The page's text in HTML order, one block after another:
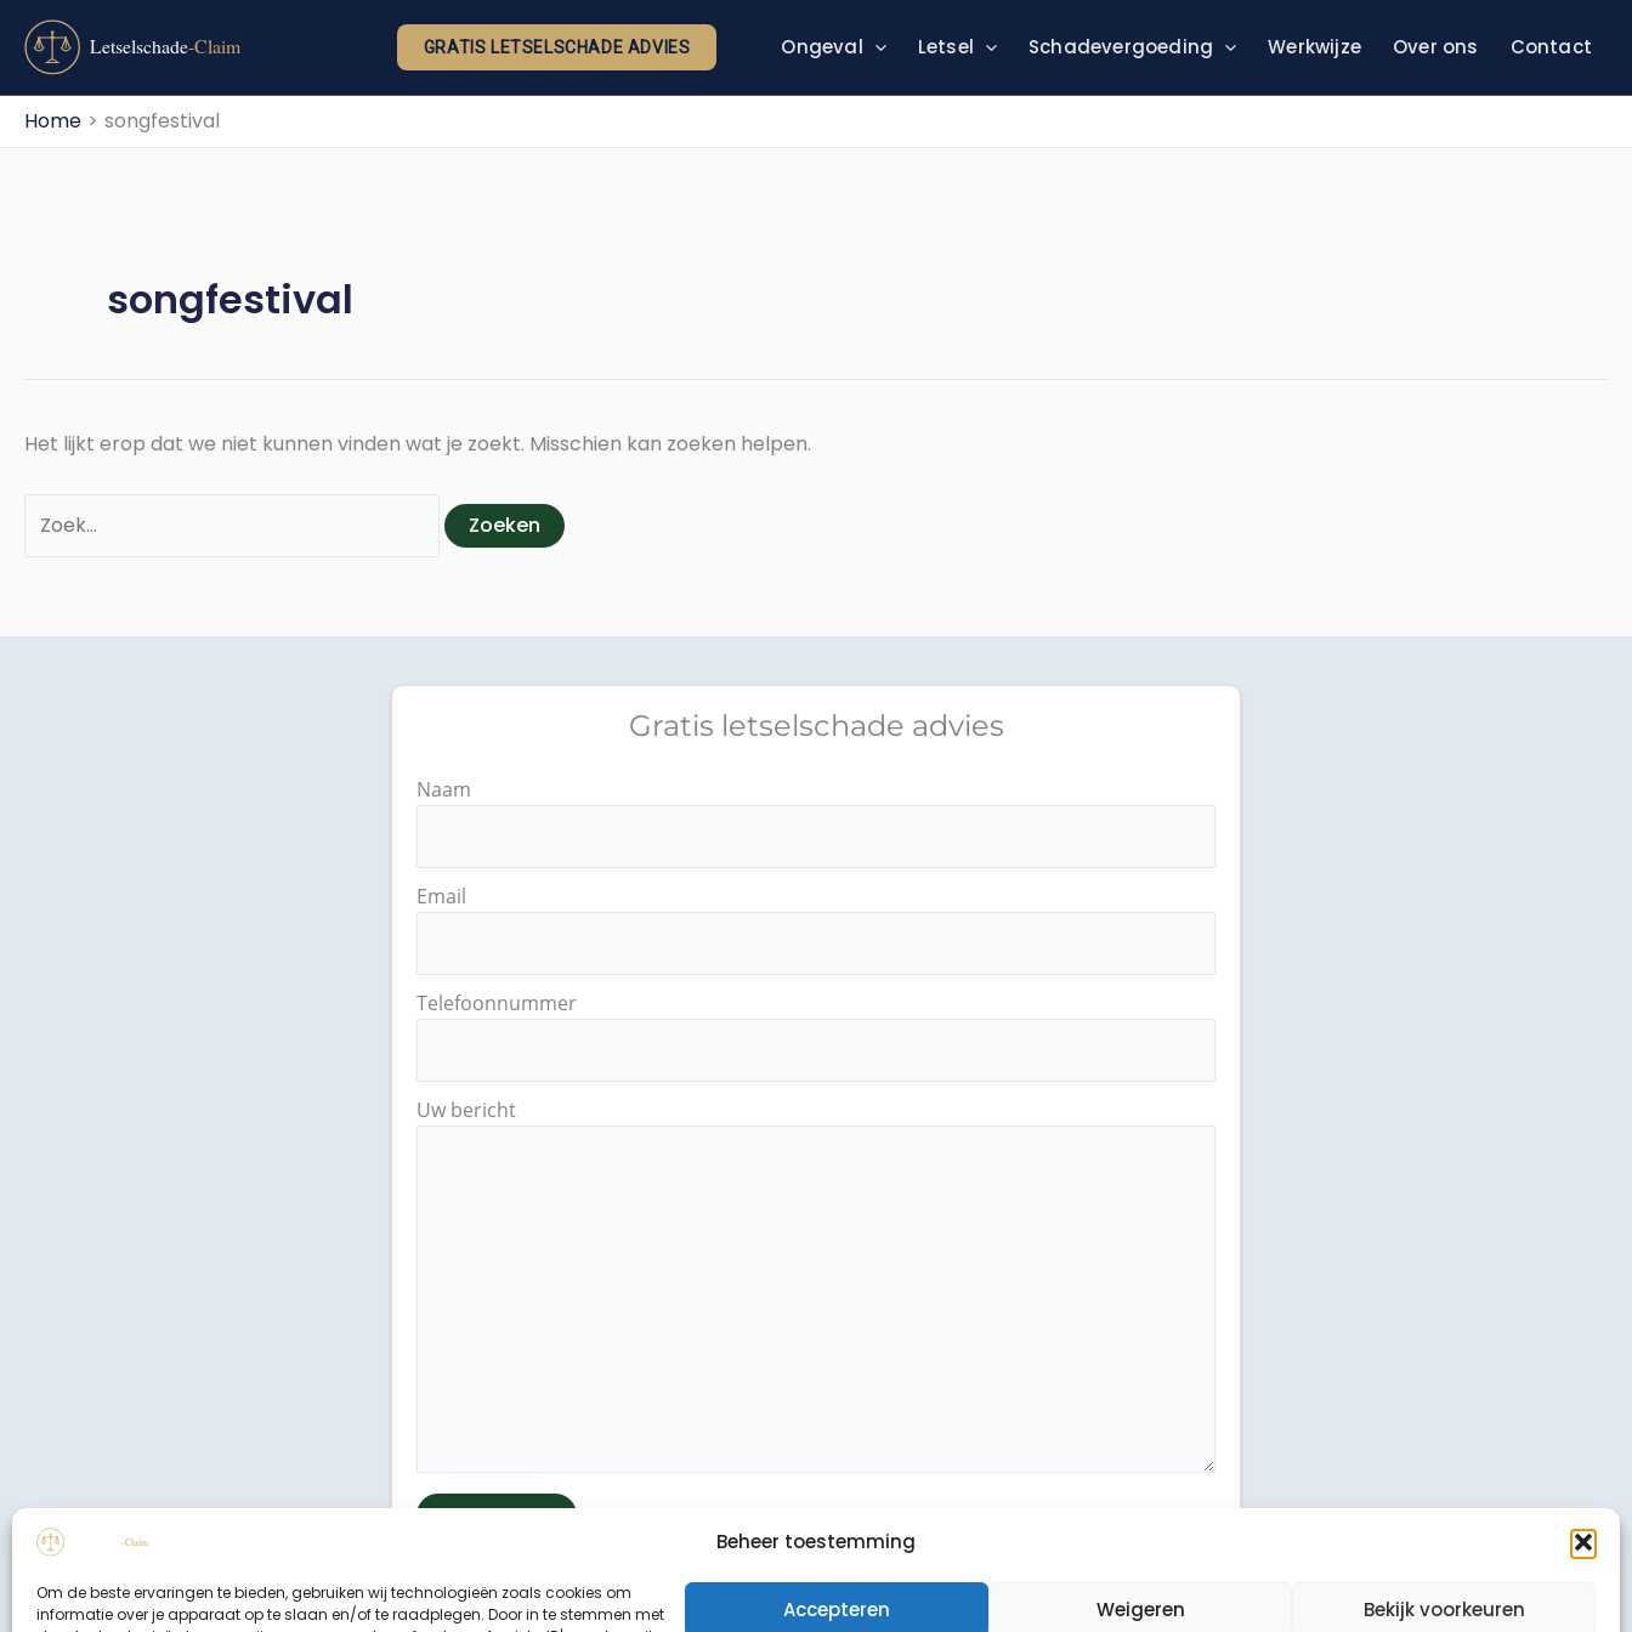
Beheer toestemming
Om de beste ervaringen te bieden, gebruiken wij technologieën zoals cookies om
informatie over je apparaat op te slaan en/of te raadplegen. Door in te stemmen met
Accepteren Weigeren Bekijk voorkeuren
naar
inhoud
GRATIS LETSELSCHADE ADVIES Ongeval Letsel Schadevergoeding Werkwijze Over ons Contact
Home songfestival
songfestival
Het lijkt erop dat we niet kunnen vinden wat je zoekt. Misschien kan zoeken helpen.
Zoek
naar:
Gratis letselschade advies
Naam
Email
Telefoonnummer
Uw bericht
Binnen 24 uur wordt er contact met u opgenomen.
Uw gegevens worden strikt vertrouwelijk behandeld.